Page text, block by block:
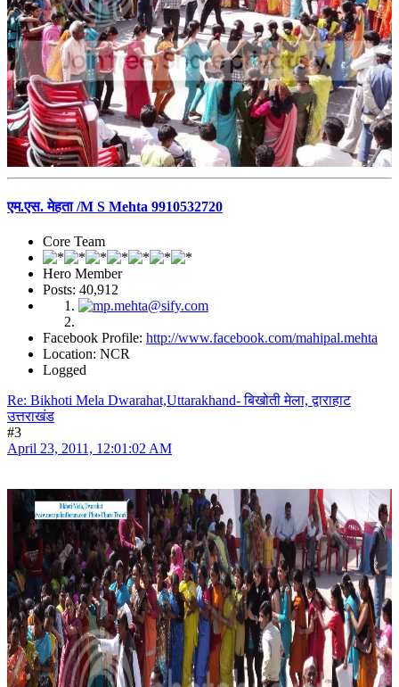
एम.एस. मेहता /M S Mehta 9910532720
Core Team
Hero Member
Posts: 40,912
Facebook Profile: http://www.facebook.com/mahipal.mehta
Location: NCR
Logged
Re: Bikhoti Mela Dwarahat,Uttarakhand- बिखोती मेला, द्वाराहाट
उत्तराखंड
#3
April 23, 2011, 12:01:02 AM